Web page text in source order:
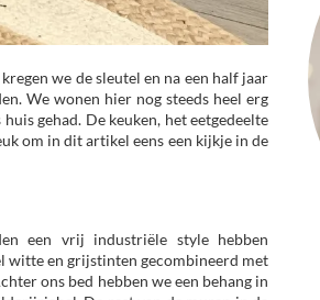
we de sleutel en na een half jaar
We wonen hier nog steeds heel erg
gehad. De keuken, het eetgedeelte
om in dit artikel eens een kijkje in de
een vrij industriële style hebben
witte en grijstinten gecombineerd met
ons bed hebben we een behang in